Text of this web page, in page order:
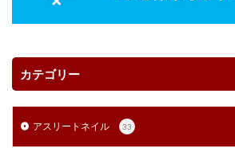
カテゴリー
アスリートネイル 33